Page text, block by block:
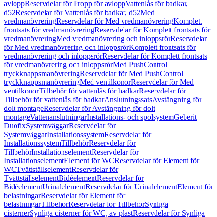
avloppReservdelar för Propp för avloppVattenlås för badkar,
d52Reservdelar för Vattenlås för badkar, d52Med
vredmanövreringReservdelar för Med vredmanövreringKomplett
frontsats för vredmanövreringReservdelar för Komplett frontsats för
vredmanövreringMed vredmanövrering och inloppsrörReservdelar
för Med vredmanövrering och inloppsrörKomplett frontsats för
vredmanövrering och inloppsrörReservdelar för Komplett frontsats
för vredmanövrering och inloppsrörMed PushControl
tryckknappsmanövreringReservdelar för Med PushControl
tryckknappsmanövreringMed ventilkonorReservdelar för Med
ventilkonorTillbehör för vattenlås för badkarReservdelar för
Tillbehör för vattenlås för badkarAnslutningssatsAvstängning för
dolt montageReservdelar för Avstängning för dolt
montageVattenanslutningarInstallations- och spolsystemGeberit
DuofixSystemväggarReservdelar för
SystemväggarInstallationssystemReservdelar för
InstallationssystemTillbehörReservdelar för
TillbehörInstallationselementReservdelar för
InstallationselementElement för WCReservdelar för Element för
WCTvättställselementReservdelar för
TvättställselementBidéelementReservdelar för
BidéelementUrinalelementReservdelar för UrinalelementElement för
belastningarReservdelar för Element för
belastningarTillbehörReservdelar för TillbehörSynliga
cisternerSynliga cisterner för WC, av plastReservdelar för Synliga